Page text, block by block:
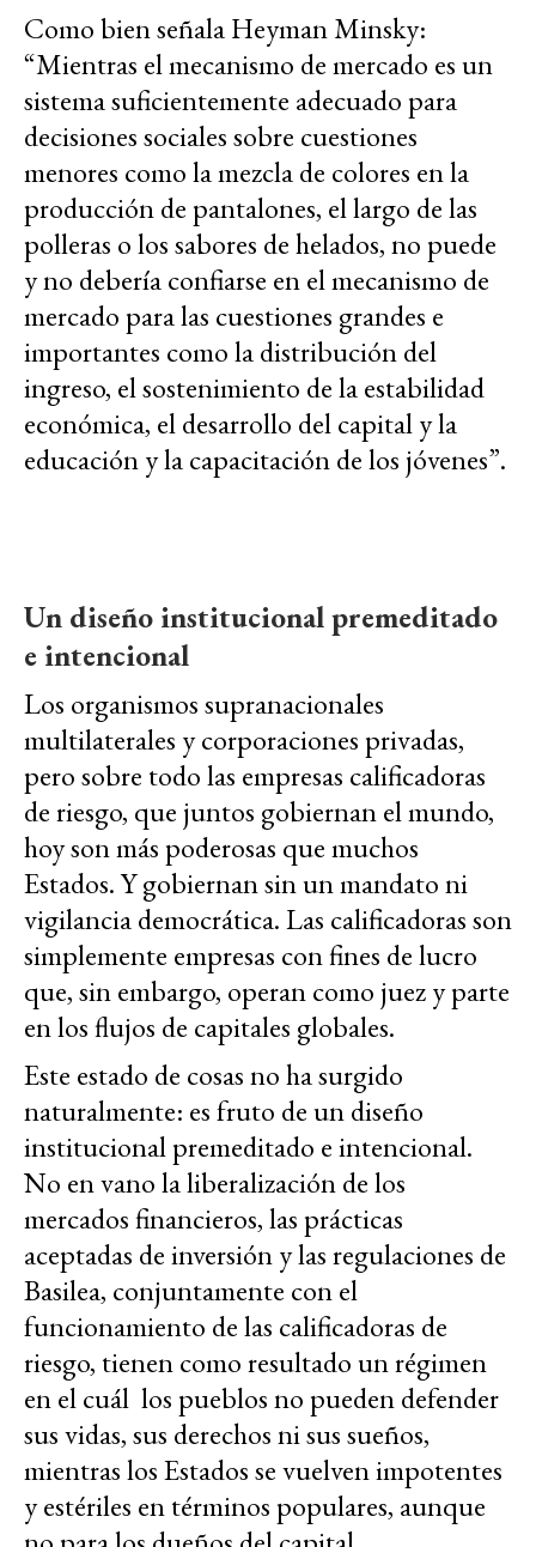
Como bien señala Heyman Minsky:
“Mientras el mecanismo de mercado es un
sistema suficientemente adecuado para
decisiones sociales sobre cuestiones
menores como la mezcla de colores en la
producción de pantalones, el largo de las
polleras o los sabores de helados, no puede
y no debería confiarse en el mecanismo de
mercado para las cuestiones grandes e
importantes como la distribución del
ingreso, el sostenimiento de la estabilidad
económica, el desarrollo del capital y la
educación y la capacitación de los jóvenes”.
Un diseño institucional premeditado
e intencional
Los organismos supranacionales
multilaterales y corporaciones privadas,
pero sobre todo las empresas calificadoras
de riesgo, que juntos gobiernan el mundo,
hoy son más poderosas que muchos
Estados. Y gobiernan sin un mandato ni
vigilancia democrática. Las calificadoras son
simplemente empresas con fines de lucro
que, sin embargo, operan como juez y parte
en los flujos de capitales globales.
Este estado de cosas no ha surgido
naturalmente: es fruto de un diseño
institucional premeditado e intencional.
No en vano la liberalización de los
mercados financieros, las prácticas
aceptadas de inversión y las regulaciones de
Basilea, conjuntamente con el
funcionamiento de las calificadoras de
riesgo, tienen como resultado un régimen
en el cuál los pueblos no pueden defender
sus vidas, sus derechos ni sus sueños,
mientras los Estados se vuelven impotentes
y estériles en términos populares, aunque